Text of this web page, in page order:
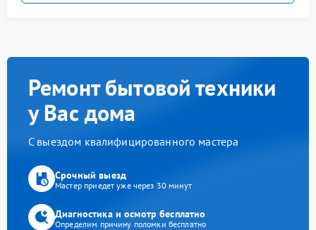
Ремонт бытовой техники
у Вас дома
С выездом квалифицированного мастера
Срочный выезд
Мастер приедет уже через 30 минут
Диагностика и осмотр бесплатно
Определим причину поломки бесплатно